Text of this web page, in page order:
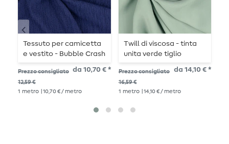
Tessuto per camicetta
e vestito - Bubble Crash
Navy
Prezzo consigliato
12,59 €
da 10,70 € *
1 metro | 10,70 € / metro
Twill di viscosa - tinta
unita verde tiglio
finitura Tencel
Prezzo consigliato
16,59 €
da 14,10 € *
1 metro | 14,10 € / metro